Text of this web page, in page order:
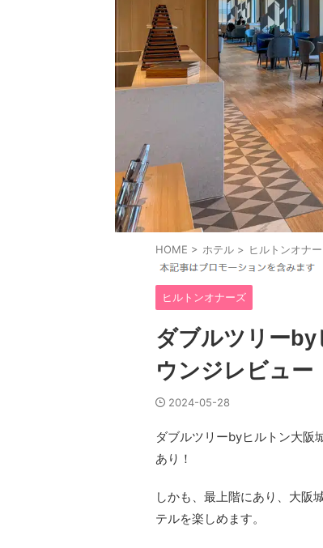
HOME > ホテル > ヒルトンオナ
ヒルトンオナーズ
ダブルツリー
ウンジレビュー
2024-05-28
ダブルツリーbyヒルトン大阪
あり！
しかも、最上階にあり、大阪
テルを楽しめます。